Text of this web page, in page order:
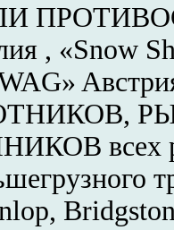
, «Snow
всех